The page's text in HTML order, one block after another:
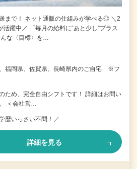
まで！ ネット通販の仕組みが学べる◎ ＼2
活躍中／ 「毎月の給料に“あと少し”プラス
な〈目標〉を…
福岡県、佐賀県、長崎県内のご自宅 ※フ
ため、完全自由シフトです！ 詳細はお問い
＜会社営…
歴いっさい不問！／
詳細を見る